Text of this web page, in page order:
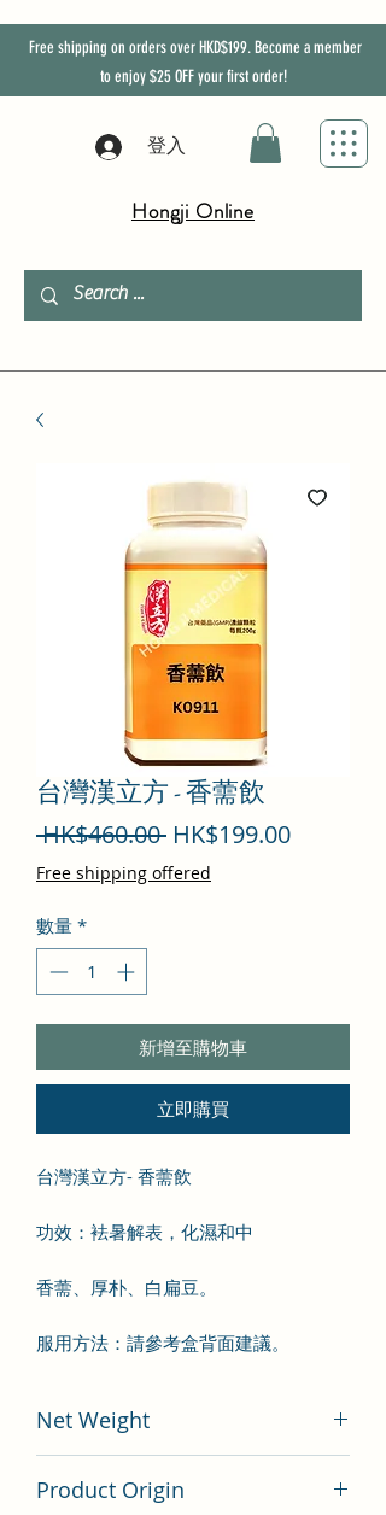
Free shipping on orders over HKD$199. Become a member
to enjoy$25 OFFyour first order!
登入
Hongji Online
台灣漢立方 - 香薷飲
HK$460.00 一
般
HK$199.00促
Free shipping offered
數量 *
新增至購物車
立即購買
台灣漢立方- 香薷飲
功效：袪暑解表，化濕和中
香薷、厚朴、白扁豆。
服用方法：請參考盒背面建議。
Net Weight
Product Origin